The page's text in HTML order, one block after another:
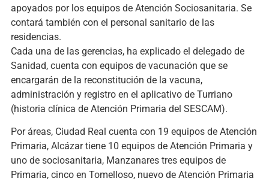
apoyados por los equipos de Atención Sociosanitaria. Se
contará también con el personal sanitario de las
residencias.
Cada una de las gerencias, ha explicado el delegado de
Sanidad, cuenta con equipos de vacunación que se
encargarán de la reconstitución de la vacuna,
administración y registro en el aplicativo de Turriano
(historia clínica de Atención Primaria del SESCAM).
Por áreas, Ciudad Real cuenta con 19 equipos de Atención
Primaria, Alcázar tiene 10 equipos de Atención Primaria y
uno de sociosanitaria, Manzanares tres equipos de
Primaria, cinco en Tomelloso, nuevo de Atención Primaria